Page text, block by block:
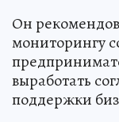
Он
мониторингу
выработать
поддержки